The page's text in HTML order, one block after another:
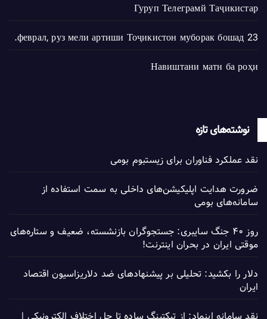
Гуруп Телеграмй Таҷикистар
23 феврал, руз мели артиши Тоҷикистон муборак бошад.
Навиштани матн ба роҳи
نوشته‌های تازه
نقد عملکرد فناوران برای زیستبوم بومی
ضرورت هدایت اپلیکیشن‌های داخلی به سمت استفاده از
سامانه‌های بومی
روز ۴۰ جنگ سایبری: جستجوگران بازنشسته، ضعیف و ستاره‌های
موقتی ایران در بحران اینترنت!
دلار را بکشید: تحلیلی بر پیشنهادهای ضد دلاریزاسیون اقتصاد
ایران